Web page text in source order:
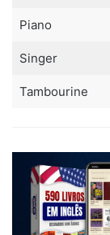
Piano
Singer
Tambourine